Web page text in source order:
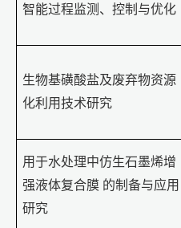
智能过程监测、控制与优化
生物基磺酸盐及废弃物资源
化利用技术研究
用于水处理中仿生石墨烯增
强液体复合膜 的制备与应用
研究